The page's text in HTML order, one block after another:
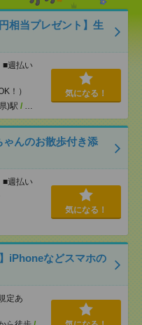
相当プレゼント】生
週払い
！）
)駅 / …
気になる！
ゃんのお散歩付き添
週払い
気になる！
iPhoneなどスマホの
定あ